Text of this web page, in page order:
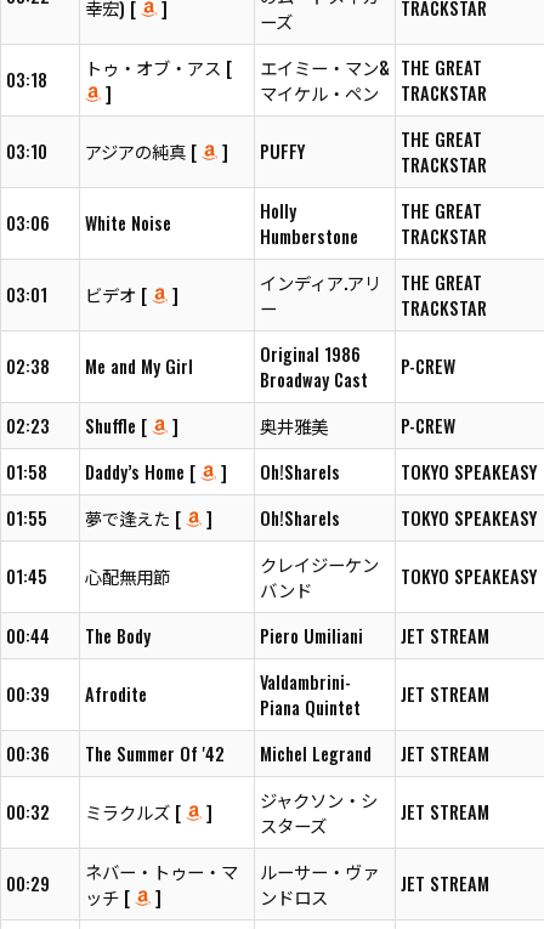
幸宏) [
]
ーズ
TRACKSTAR
03:18
トゥ・オブ・アス [
]
エイミー・マン&
マイケル・ペン
THE GREAT
TRACKSTAR
03:10 アジアの純真 [ ] PUFFY
THE GREAT
TRACKSTAR
03:06 White Noise
Holly
Humberstone
THE GREAT
TRACKSTAR
03:01 ビデオ [ ]
インディア.アリ
ー
THE GREAT
TRACKSTAR
02:38 Me and My Girl
Original 1986
Broadway Cast
P-CREW
02:23 Shuffle [ ] 奥井雅美
P-CREW
01:58
Daddy’s Home [ ] Oh!Sharels
TOKYO SPEAKEASY
01:55
夢で逢えた [ ] Oh!Sharels TOKYO SPEAKEASY
01:45 心配無用節
クレイジーケン
バンド
TOKYO SPEAKEASY
00:44 The Body Piero Umiliani JET STREAM
00:39 Afrodite
Valdambrini-
Piana Quintet
JET STREAM
00:36 The Summer Of '42 Michel Legrand JET STREAM
00:32 ミラクルズ [ ]
ジャクソン・シ
スターズ
JET STREAM
00:29
ネバー・トゥー・マ
ッチ [
]
ルーサー・ヴァ
ンドロス
JET STREAM